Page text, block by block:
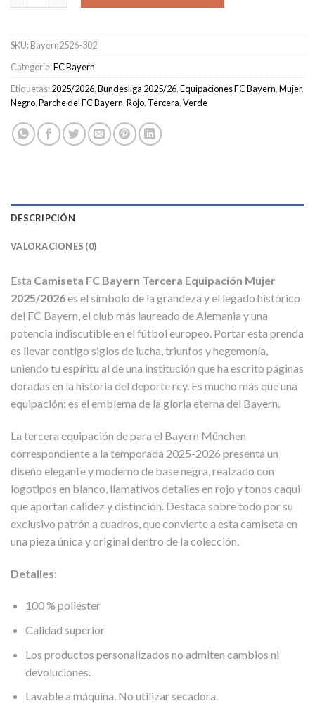
SKU:Bayern2526-302
Categoría:FC Bayern
Etiquetas:2025/2026,Bundesliga 2025/26,Equipaciones FC Bayern,Mujer,
Negro,Parche del FC Bayern,Rojo, Tercera,Verde
DESCRIPCIÓN
VALORACIONES (0)
Esta Camiseta FC Bayern Tercera Equipación Mujer
2025/2026es el símbolo de la grandeza y el legado histórico
del FC Bayern, el club más laureado de Alemania y una
potencia indiscutible en el fútbol europeo. Portar esta prenda
es llevar contigo siglos de lucha, triunfos y hegemonía,
uniendo tu espíritu al de una institución que ha escrito páginas
doradas en la historia del deporte rey. Es mucho más que una
equipación: es el emblema de la gloria eterna del Bayern.
La tercera equipación de para el Bayern München
correspondiente a la temporada 2025-2026 presenta un
diseño elegante y moderno de base negra, realzado con
logotipos en blanco, llamativos detalles en rojo y tonos caqui
que aportan calidez y distinción. Destaca sobre todo por su
exclusivo patrón a cuadros, que convierte a esta camiseta en
una pieza única y original dentro de la colección.
Detalles:
100 % poliéster
Calidad superior
Los productos personalizados no admiten cambios ni
devoluciones.
Lavable a máquina. No utilizar secadora.